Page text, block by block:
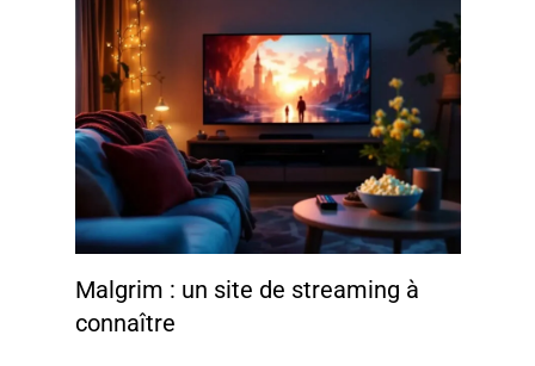
Malgrim : un site de streaming à
connaître